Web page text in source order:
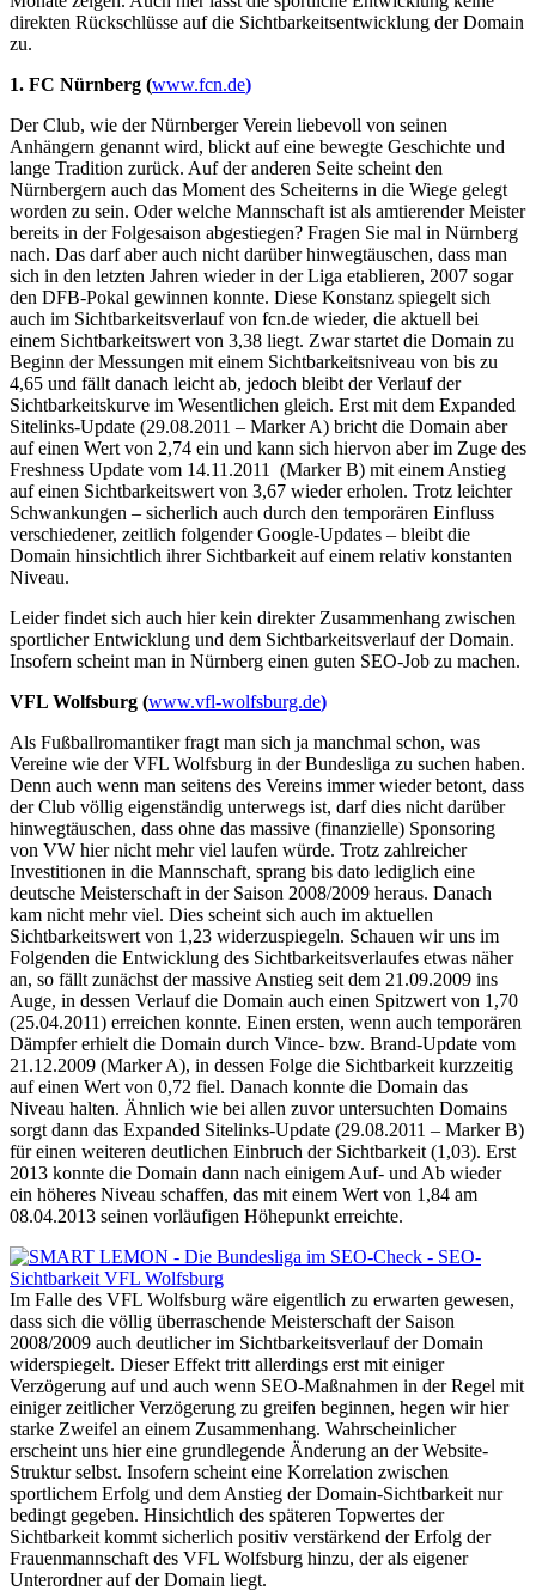
direkten Rückschlüsse auf die Sichtbarkeitsentwicklung der Domain
zu.
1. FC Nürnberg (www.fcn.de)
Der Club, wie der Nürnberger Verein liebevoll von seinen
Anhängern genannt wird, blickt auf eine bewegte Geschichte und
lange Tradition zurück. Auf der anderen Seite scheint den
Nürnbergern auch das Moment des Scheiterns in die Wiege gelegt
worden zu sein. Oder welche Mannschaft ist als amtierender Meister
bereits in der Folgesaison abgestiegen? Fragen Sie mal in Nürnberg
nach. Das darf aber auch nicht darüber hinwegtäuschen, dass man
sich in den letzten Jahren wieder in der Liga etablieren, 2007 sogar
den DFB-Pokal gewinnen konnte. Diese Konstanz spiegelt sich
auch im Sichtbarkeitsverlauf von fcn.de wieder, die aktuell bei
einem Sichtbarkeitswert von 3,38 liegt. Zwar startet die Domain zu
Beginn der Messungen mit einem Sichtbarkeitsniveau von bis zu
4,65 und fällt danach leicht ab, jedoch bleibt der Verlauf der
Sichtbarkeitskurve im Wesentlichen gleich. Erst mit dem Expanded
Sitelinks-Update (29.08.2011 – Marker A) bricht die Domain aber
auf einen Wert von 2,74 ein und kann sich hiervon aber im Zuge des
Freshness Update vom 14.11.2011 (Marker B) mit einem Anstieg
auf einen Sichtbarkeitswert von 3,67 wieder erholen. Trotz leichter
Schwankungen – sicherlich auch durch den temporären Einfluss
verschiedener, zeitlich folgender Google-Updates – bleibt die
Domain hinsichtlich ihrer Sichtbarkeit auf einem relativ konstanten
Niveau.
Leider findet sich auch hier kein direkter Zusammenhang zwischen
sportlicher Entwicklung und dem Sichtbarkeitsverlauf der Domain.
Insofern scheint man in Nürnberg einen guten SEO-Job zu machen.
VFL Wolfsburg (www.vfl-wolfsburg.de)
Als Fußballromantiker fragt man sich ja manchmal schon, was
Vereine wie der VFL Wolfsburg in der Bundesliga zu suchen haben.
Denn auch wenn man seitens des Vereins immer wieder betont, dass
der Club völlig eigenständig unterwegs ist, darf dies nicht darüber
hinwegtäuschen, dass ohne das massive (finanzielle) Sponsoring
von VW hier nicht mehr viel laufen würde. Trotz zahlreicher
Investitionen in die Mannschaft, sprang bis dato lediglich eine
deutsche Meisterschaft in der Saison 2008/2009 heraus. Danach
kam nicht mehr viel. Dies scheint sich auch im aktuellen
Sichtbarkeitswert von 1,23 widerzuspiegeln. Schauen wir uns im
Folgenden die Entwicklung des Sichtbarkeitsverlaufes etwas näher
an, so fällt zunächst der massive Anstieg seit dem 21.09.2009 ins
Auge, in dessen Verlauf die Domain auch einen Spitzwert von 1,70
(25.04.2011) erreichen konnte. Einen ersten, wenn auch temporären
Dämpfer erhielt die Domain durch Vince- bzw. Brand-Update vom
21.12.2009 (Marker A), in dessen Folge die Sichtbarkeit kurzzeitig
auf einen Wert von 0,72 fiel. Danach konnte die Domain das
Niveau halten. Ähnlich wie bei allen zuvor untersuchten Domains
sorgt dann das Expanded Sitelinks-Update (29.08.2011 – Marker B)
für einen weiteren deutlichen Einbruch der Sichtbarkeit (1,03). Erst
2013 konnte die Domain dann nach einigem Auf- und Ab wieder
ein höheres Niveau schaffen, das mit einem Wert von 1,84 am
08.04.2013 seinen vorläufigen Höhepunkt erreichte.
Im Falle des VFL Wolfsburg wäre eigentlich zu erwarten gewesen,
dass sich die völlig überraschende Meisterschaft der Saison
2008/2009 auch deutlicher im Sichtbarkeitsverlauf der Domain
widerspiegelt. Dieser Effekt tritt allerdings erst mit einiger
Verzögerung auf und auch wenn SEO-Maßnahmen in der Regel mit
einiger zeitlicher Verzögerung zu greifen beginnen, hegen wir hier
starke Zweifel an einem Zusammenhang. Wahrscheinlicher
erscheint uns hier eine grundlegende Änderung an der Website-
Struktur selbst. Insofern scheint eine Korrelation zwischen
sportlichem Erfolg und dem Anstieg der Domain-Sichtbarkeit nur
bedingt gegeben. Hinsichtlich des späteren Topwertes der
Sichtbarkeit kommt sicherlich positiv verstärkend der Erfolg der
Frauenmannschaft des VFL Wolfsburg hinzu, der als eigener
Unterordner auf der Domain liegt.